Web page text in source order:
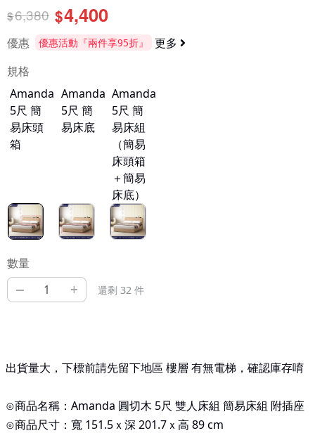
$6,380 $4,400
優惠 優惠活動『兩件享95折』
更多
規格
Amanda
5尺 簡
易床頭
箱
Amanda
5尺 簡
易床底
Amanda
5尺 簡
易床組
（簡易
床頭箱
＋簡易
床底）
數量
– + 還剩 32 件
出貨量大，下標前請先留下地區 樓層 有無電梯，確認庫存唷
⊙商品名稱：Amanda 圓切木 5尺 雙人床組 簡易床組 附插座
⊙商品尺寸：寬 151.5ｘ深 201.7ｘ高 89cm